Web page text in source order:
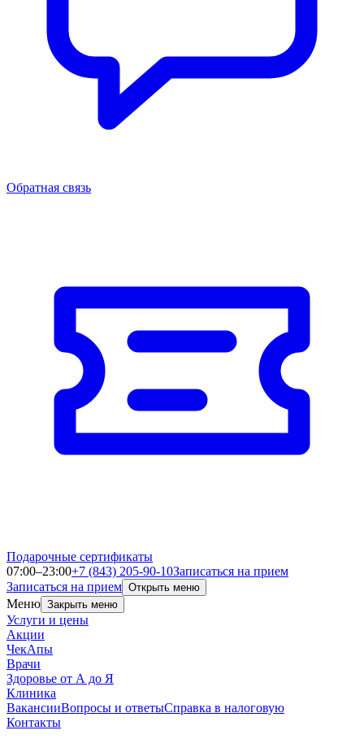
Обратная связь
Подарочные сертификаты
07:00–23:00+7 (843) 205-90-10Записаться на прием
Записаться на прием Открыть меню
Меню Закрыть меню
Услуги и цены
Акции
ЧекАпы
Врачи
Здоровье от А до Я
Клиника
ВакансииВопросы и ответыСправка в налоговую
Контакты